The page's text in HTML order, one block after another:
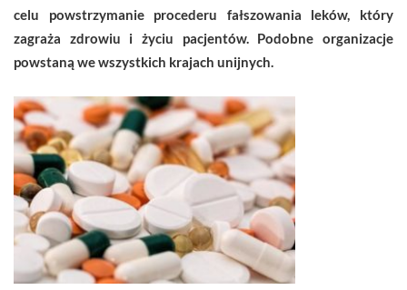
celu powstrzymanie procederu fałszowania leków, który
zagraża zdrowiu i życiu pacjentów. Podobne organizacje
powstaną we wszystkich krajach unijnych.